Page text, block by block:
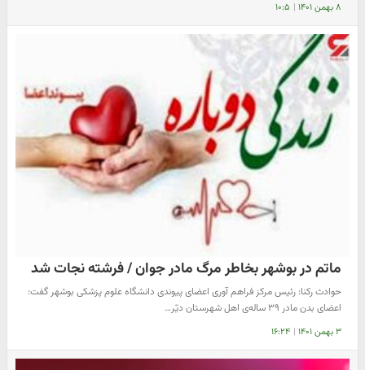
۸ بهمن ۱۴۰۱ | ۱۰:۵
ماتم در بوشهر بخاطر مرگ مادر جوان / فرشته نجات شد
حوادث رکنا: رئیس مرکز فراهم آوری اعضای پیوندی دانشگاه علوم پزشکی بوشهر گفت:
اعضای بدن مادر ۳۹ ساله‌ی اهل شهرستان دیّر…
۳ بهمن ۱۴۰۱ | ۱۶:۲۴